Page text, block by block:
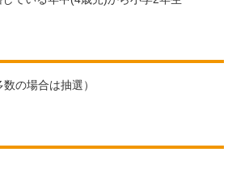
の場合は抽選）